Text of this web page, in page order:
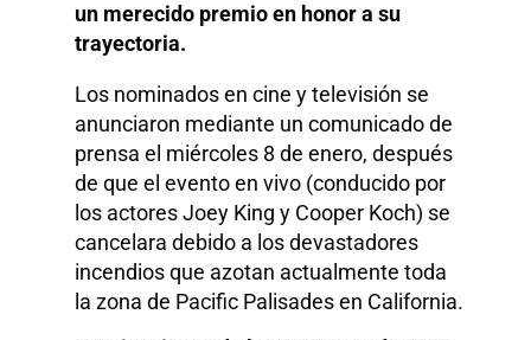
un merecido premio en honor a su
trayectoria.
Los nominados en cine y televisión se
anunciaron mediante un comunicado de
prensa el miércoles 8 de enero, después
de que el evento en vivo (conducido por
los actores Joey King y Cooper Koch) se
cancelara debido a los devastadores
incendios que azotan actualmente toda
la zona de Pacific Palisades en California.